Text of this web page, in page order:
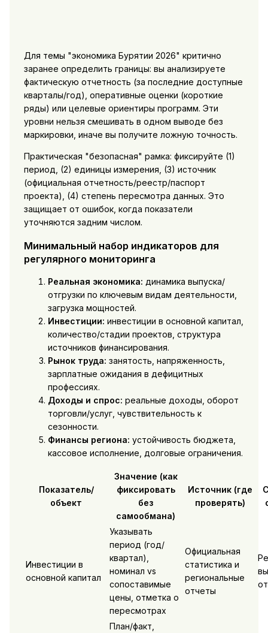
Для темы "экономика Бурятии 2026" критично
заранее определить границы: вы анализируете
фактическую отчетность (за последние доступные
кварталы/год), оперативные оценки (короткие
ряды) или целевые ориентиры программ. Эти
уровни нельзя смешивать в одном выводе без
маркировки, иначе вы получите ложную точность.
Практическая "безопасная" рамка: фиксируйте (1)
период, (2) единицы измерения, (3) источник
(официальная отчетность/реестр/паспорт
проекта), (4) степень пересмотра данных. Это
защищает от ошибок, когда показатели
уточняются задним числом.
Минимальный набор индикаторов для
регулярного мониторинга
Реальная экономика: динамика выпуска/
отгрузки по ключевым видам деятельности,
загрузка мощностей.
Инвестиции: инвестиции в основной капитал,
количество/стадии проектов, структура
источников финансирования.
Рынок труда: занятость, напряженность,
зарплатные ожидания в дефицитных
профессиях.
Доходы и спрос: реальные доходы, оборот
торговли/услуг, чувствительность к
сезонности.
Финансы региона: устойчивость бюджета,
кассовое исполнение, долговые ограничения.
Показатель/
объект
Значение (как
фиксировать
без
самообмана)
Источник (где
проверять)
Инвестиции в
основной капитал
Указывать
период (год/
квартал),
номинал vs
сопоставимые
цены, отметка о
пересмотрах
Официальная
статистика и
региональные
отчеты
План/факт,